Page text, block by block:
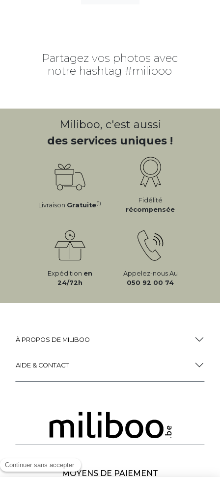
Partagez vos photos avec
notre hashtag #miliboo
Miliboo, c'est aussi
des services uniques !
Livraison Gratuite(1)
Fidélité
récompensée
Expédition en
24/72h
Appelez-nous Au
050 92 00 74
À PROPOS DE MILIBOO
AIDE & CONTACT
MOYENS DE PAIEMENT